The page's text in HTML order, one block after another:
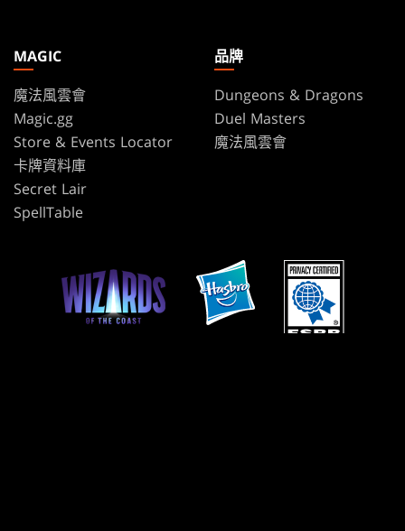
MAGIC
魔法風雲會
Magic.gg
Store & Events Locator
卡牌資料庫
Secret Lair
SpellTable
品牌
Dungeons & Dragons
Duel Masters
魔法風雲會